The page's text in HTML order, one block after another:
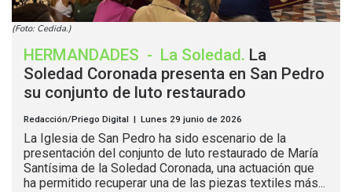
(Foto: Cedida.)
HERMANDADES - La Soledad. La
Soledad Coronada presenta en San Pedro
su conjunto de luto restaurado
Redacción/Priego Digital | Lunes 29 junio de 2026
La Iglesia de San Pedro ha sido escenario de la
presentación del conjunto de luto restaurado de María
Santísima de la Soledad Coronada, una actuación que
ha permitido recuperar una de las piezas textiles más...